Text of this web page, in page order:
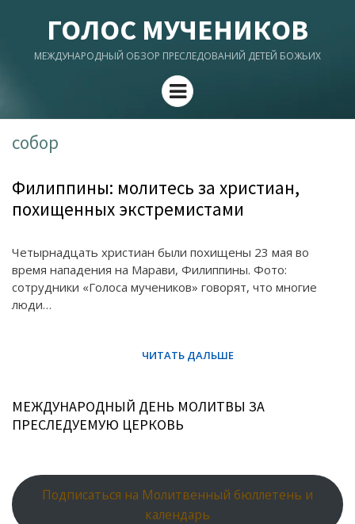
ГОЛОС МУЧЕНИКОВ
МЕЖДУНАРОДНЫЙ ОБЗОР ПРЕСЛЕДОВАНИЙ ДЕТЕЙ БОЖЬИХ
Menu
собор
Филиппины: молитесь за христиан,
похищенных экстремистами
Четырнадцать христиан были похищены 23 мая во
время нападения на Марави, Филиппины. Фото:
сотрудники «Голоса мучеников» говорят, что многие
люди…
МЕЖДУНАРОДНЫЙ ДЕНЬ МОЛИТВЫ ЗА
ПРЕСЛЕДУЕМУЮ ЦЕРКОВЬ
Подписаться на Молитвенный бюллетень и
календарь